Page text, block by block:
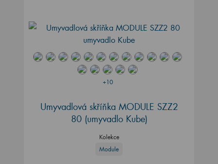
+10
Umyvadlová skříňka MODULE SZZ2
80 (umyvadlo Kube)
Kolekce
Module